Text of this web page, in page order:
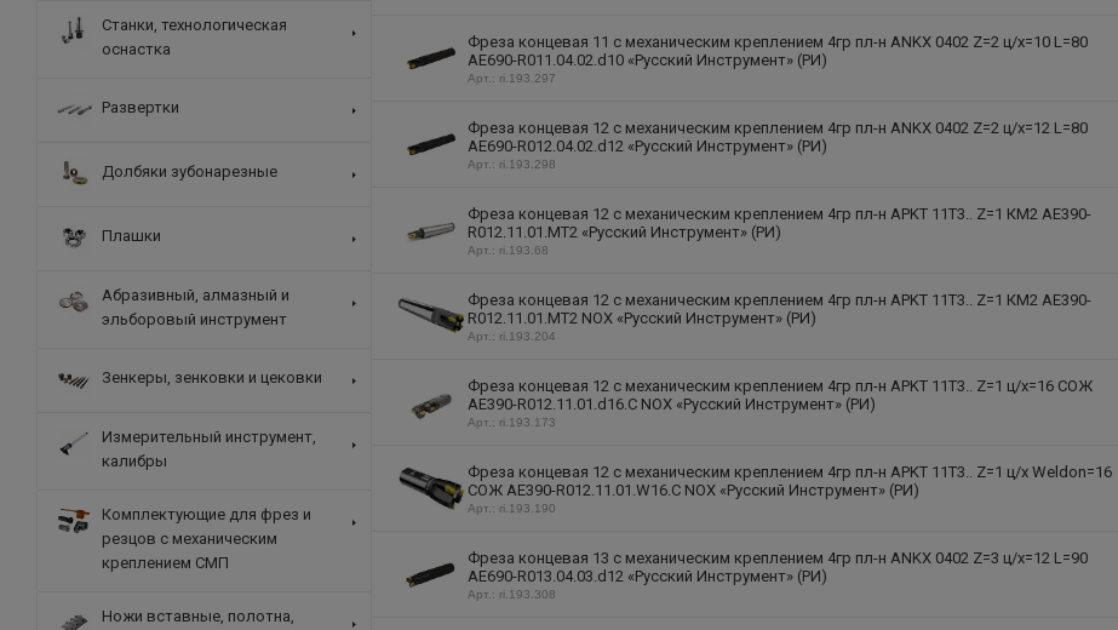
Фреза концевая 11 с механическим креплением 4гр пл-н ANKX 0402 Z=2 ц/х=10 L=80
AE690-R011.04.02.d10 «Русский Инструмент» (РИ)
Арт.: ri.193.297
Фреза концевая 12 с механическим креплением 4гр пл-н ANKX 0402 Z=2 ц/х=12 L=80
AE690-R012.04.02.d12 «Русский Инструмент» (РИ)
Арт.: ri.193.298
Фреза концевая 12 с механическим креплением 4гр пл-н APKT 11T3.. Z=1 КМ2 AE390-
R012.11.01.MT2 «Русский Инструмент» (РИ)
Арт.: ri.193.68
Фреза концевая 12 с механическим креплением 4гр пл-н APKT 11T3.. Z=1 КМ2 AE390-
R012.11.01.MT2 NOX «Русский Инструмент» (РИ)
Арт.: ri.193.204
Фреза концевая 12 с механическим креплением 4гр пл-н APKT 11T3.. Z=1 ц/х=16 СОЖ
AE390-R012.11.01.d16.C NOX «Русский Инструмент» (РИ)
Арт.: ri.193.173
Фреза концевая 12 с механическим креплением 4гр пл-н APKT 11T3.. Z=1 ц/х Weldon=16
СОЖ AE390-R012.11.01.W16.C NOX «Русский Инструмент» (РИ)
Арт.: ri.193.190
Фреза концевая 13 с механическим креплением 4гр пл-н ANKX 0402 Z=3 ц/х=12 L=90
AE690-R013.04.03.d12 «Русский Инструмент» (РИ)
Арт.: ri.193.308
Станки, технологическая
оснастка
Развертки
Долбяки зубонарезные
Плашки
Абразивный, алмазный и
эльборовый инструмент
Зенкеры, зенковки и цековки
Измерительный инструмент,
калибры
Комплектующие для фрез и
резцов с механическим
креплением СМП
Ножи вставные, полотна,